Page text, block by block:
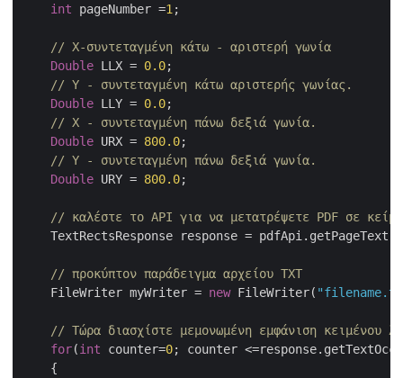
int pageNumber =1 ;
// Χ-συντεταγμένη κάτω - αριστερή γωνία
Double LLX = 0.0;
// Y - συντεταγμένη κάτω αριστερής γωνίας.
Double LLY = 0.0;
// X - συντεταγμένη πάνω δεξιά γωνία.
Double URX = 800.0;
// Y - συντεταγμένη πάνω δεξιά γωνία.
Double URY = 800.0;
// καλέστε το API για να μετατρέψετε PDF σε
TextRectsResponse response =
// προκύπτον παράδειγμα αρχείου TXT
    FileWriter myWriter =
new FileWriter(
// Τώρα διασχίστε μεμονωμένη εμφάνιση κειμένου
for(int counter=0; counter
    {